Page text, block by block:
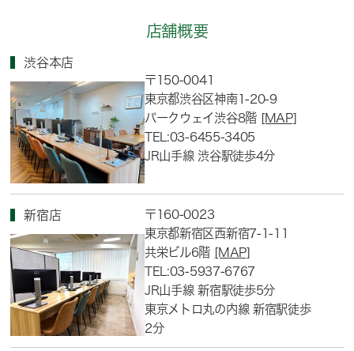
店舗概要
渋谷本店
〒150-0041
東京都渋谷区神南1-20-9
パークウェイ渋谷8階 [MAP]
TEL:03-6455-3405
JR山手線 渋谷駅徒歩4分
新宿店
〒160-0023
東京都新宿区西新宿7-1-11
共栄ビル6階 [MAP]
TEL:03-5937-6767
JR山手線 新宿駅徒歩5分
東京メトロ丸の内線 新宿駅徒歩
2分